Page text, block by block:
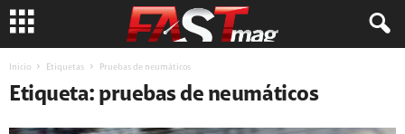
Inicio Etiquetas Pruebas de neumáticos
Etiqueta: pruebas de neumáticos